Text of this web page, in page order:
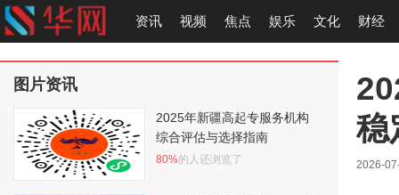
资讯 视频 焦点 娱乐 文化 财经
稳
2026-
图片资讯
2025年新疆高起专服务机构
综合评估与选择指南
80%的人还浏览了